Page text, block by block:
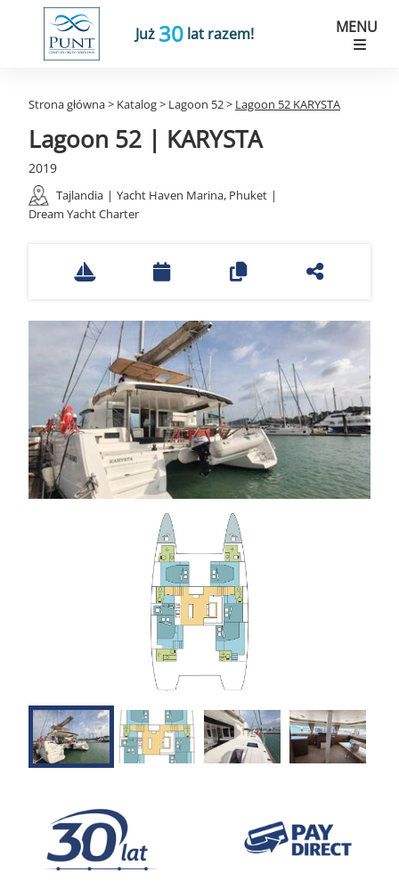
Już 30 lat razem! MENU
Strona główna> Katalog> Lagoon 52> Lagoon 52 KARYSTA
Lagoon 52 | KARYSTA
2019
Tajlandia | Yacht Haven Marina, Phuket |
Dream Yacht Charter